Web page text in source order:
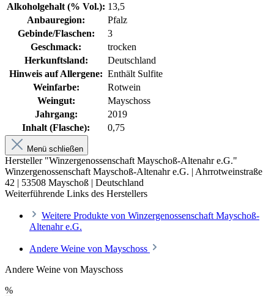
Alkoholgehalt (% Vol.): 13,5
Anbauregion:
Pfalz
Gebinde/Flaschen:
3
Geschmack:
trocken
Herkunftsland:
Deutschland
Hinweis auf Allergene: Enthält Sulfite
Weinfarbe:
Rotwein
Weingut:
Mayschoss
Jahrgang:
2019
Inhalt (Flasche):
0,75
Menü schließen
Hersteller "Winzergenossenschaft Mayschoß-Altenahr e.G."
Winzergenossenschaft Mayschoß-Altenahr e.G. | Ahrrotweinstraße
42 | 53508 Mayschoß | Deutschland
Weiterführende Links des Herstellers
Weitere Produkte von Winzergenossenschaft Mayschoß-
Altenahr e.G.
Andere Weine von Mayschoss
Andere Weine von Mayschoss
%